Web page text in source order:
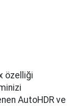
özelliği
AutoHDR ve